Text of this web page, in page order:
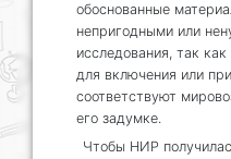
обоснованные
непригодными или
исследования, так
для включения или
соответствуют
его задумке.
Чтобы НИР